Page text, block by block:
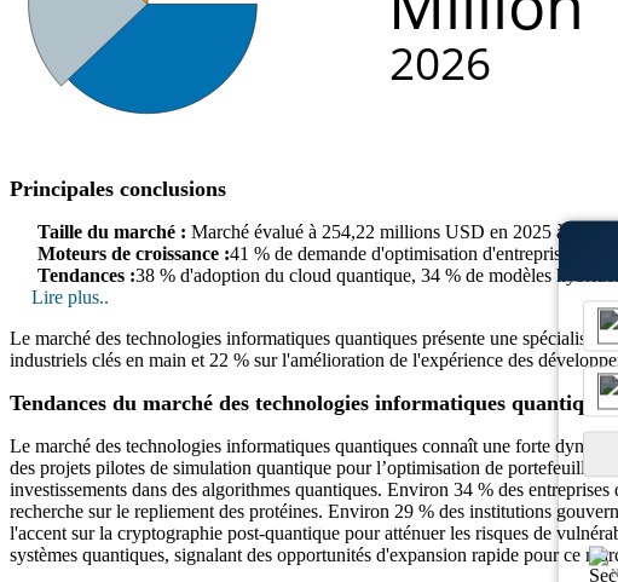
Principales conclusions
Taille du marché : Marché évalué à 254,22 millions USD en 2025 à
Moteurs de croissance :41 % de demande d'optimisation d'entreprise, 33
Tendances :38 % d'adoption du cloud quantique, 34 % de modèles
Lire plus..
Le marché des technologies informatiques quantiques présente une
industriels clés en main et 22 % sur l'amélioration de l'expérience des
Tendances du marché des technologies informatiques quantiques
Le marché des technologies informatiques quantiques connaît une forte
des projets pilotes de simulation quantique pour l’optimisation de portefeuille.
investissements dans des algorithmes quantiques. Environ 34 % des
recherche sur le repliement des protéines. Environ 29 % des institutions
l'accent sur la cryptographie post-quantique pour atténuer les risques de
systèmes quantiques, signalant des opportunités d'expansion rapide pour ce